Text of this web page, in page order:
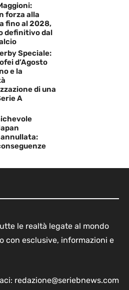
forza alla
fino al 2028,
definitivo dal
Speciale:
d’Agosto
e la
di una
A
le realtà legate al mondo
con esclusive, informazioni e
redazione@seriebnews.com